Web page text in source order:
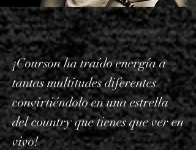
¡Courson ha traído energía a
tantas multitudes diferentes
convirtiéndolo en una estrella
del country que tienes que ver en
vivo!